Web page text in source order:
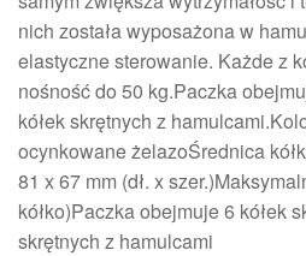
nich została wyposażona w
elastyczne sterowanie. Każde z
nośność do 50 kg.Paczka
kółek skrętnych z
ocynkowane żelazoŚrednica
81 x 67 mm (dł. x
kółko)Paczka obejmuje 6 kółek
skrętnych z hamulcami